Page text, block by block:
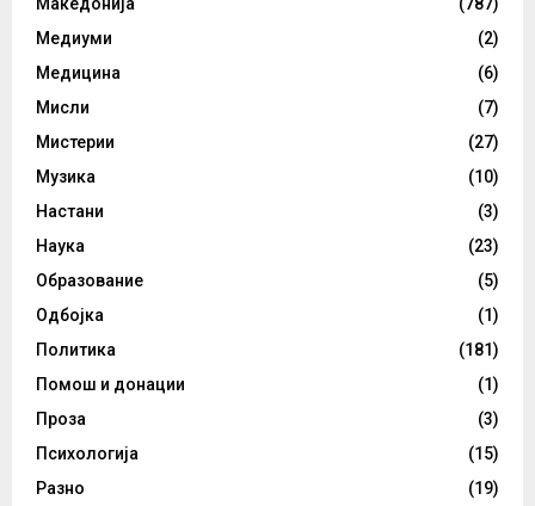
Македонија
(787)
Медиуми
(2)
Медицина
(6)
Мисли
(7)
Мистерии
(27)
Музика
(10)
Настани
(3)
Наука
(23)
Образование
(5)
Одбојка
(1)
Политика
(181)
Помош и донации
(1)
Проза
(3)
Психологија
(15)
Разно
(19)